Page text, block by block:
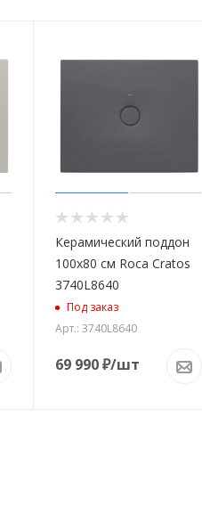
Керамический поддон
100x80 см Roca Cratos
3740L8640
Под заказ
Арт.: 3740L8640
69 990₽/шт